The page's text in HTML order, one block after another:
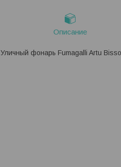
Описание
Уличный фонарь Fumagalli Artu